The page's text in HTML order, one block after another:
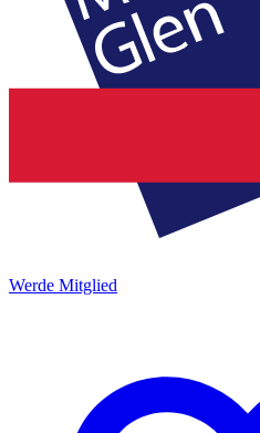
Werde Mitglied